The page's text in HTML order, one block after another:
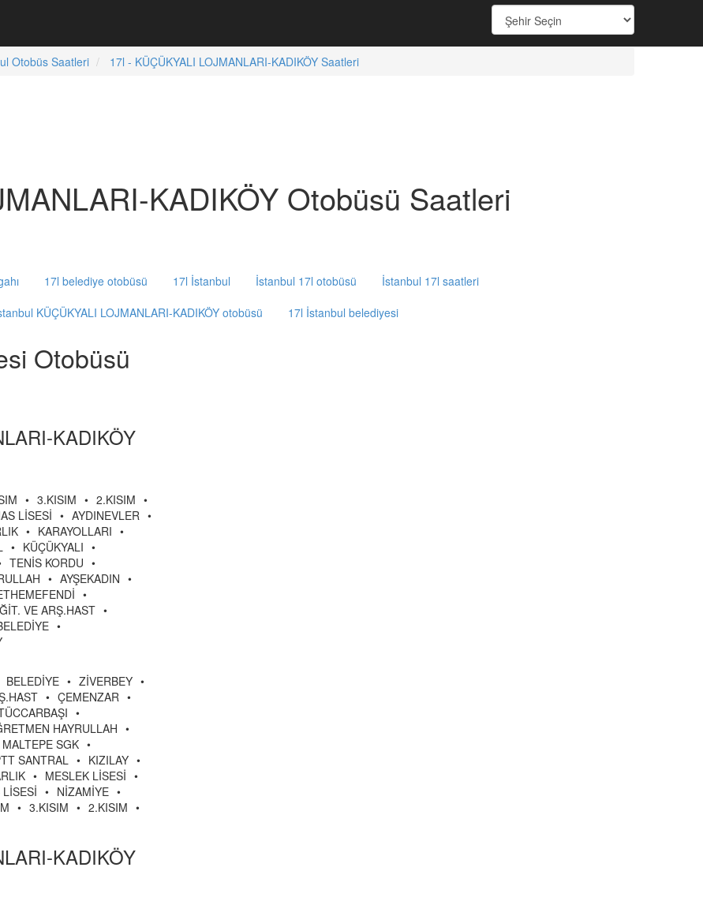
Otobüs Saatleri 17l - KÜÇÜKYALI LOJMANLARI-KADIKÖY Saatleri
KADIKÖY Otobüsü Saatleri
17l belediye otobüsü 17l İstanbul İstanbul 17l otobüsü
İstanbul 17l saatleri
KÜÇÜKYALI LOJMANLARI-KADIKÖY otobüsü 17l İstanbul belediyesi
Otobüsü
KADIKÖY
• 3.KISIM • 2.KISIM •
LİSESİ • AYDINEVLER •
• KARAYOLLARI •
• KÜÇÜKYALI •
TENİS KORDU •
• AYŞEKADIN •
•
VE ARŞ.HAST •
•
BELEDİYE • ZİVERBEY •
• ÇEMENZAR •
•
HAYRULLAH •
MALTEPE SGK •
SANTRAL • KIZILAY •
• MESLEK LİSESİ •
• NİZAMİYE •
• 3.KISIM • 2.KISIM •
KADIKÖY